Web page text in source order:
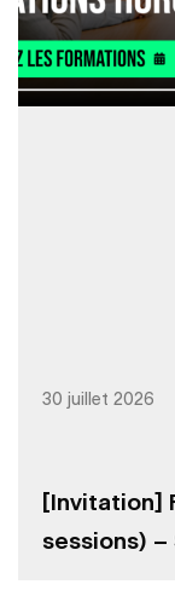
[Invitation]
sessions)
30 juillet 2026